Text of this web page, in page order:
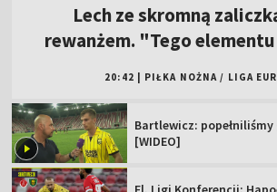
El. Ligi Konferencji:
Katowice [SKRÓT]
Kowalczyk: ciężko się
Popis skrzydłowego